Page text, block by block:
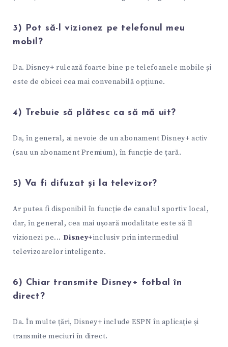
3) Pot să-l vizionez pe telefonul meu
mobil?
Da. Disney+ rulează foarte bine pe telefoanele mobile și
este de obicei cea mai convenabilă opțiune.
4) Trebuie să plătesc ca să mă uit?
Da, în general, ai nevoie de un abonament Disney+ activ
(sau un abonament Premium), în funcție de țară.
5) Va fi difuzat și la televizor?
Ar putea fi disponibil în funcție de canalul sportiv local,
dar, în general, cea mai ușoară modalitate este să îl
vizionezi pe... Disney+inclusiv prin intermediul
televizoarelor inteligente.
6) Chiar transmite Disney+ fotbal în
direct?
Da. În multe țări, Disney+ include ESPN în aplicație și
transmite meciuri în direct.